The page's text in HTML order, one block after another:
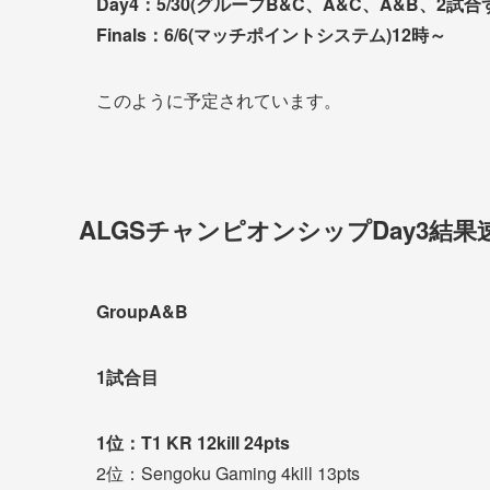
Finals：6/6(マッチポイントシステム)12時～
このように予定されています。
ALGSチャンピオンシップDay3結果
GroupA&B
1試合目
1位：T1 KR 12kill 24pts
2位：Sengoku Gaming 4kill 13pts